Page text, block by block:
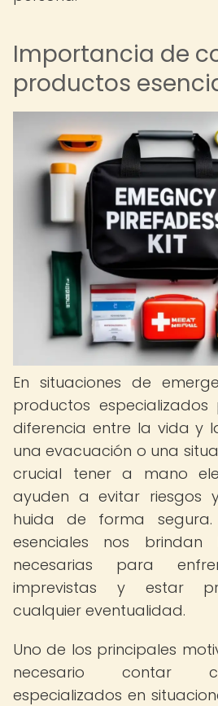
Importancia de
productos
En situaciones de
productos
diferencia entre la vida y
una evacuación o una
crucial tener a mano
ayuden a evitar riesgos
huida de forma segura.
esenciales nos brindan
necesarias para
imprevistas y estar
cualquier eventualidad.
Uno de los principales
necesario contar
especializados en